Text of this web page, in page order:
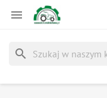

search